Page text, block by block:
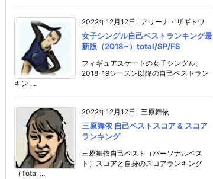
2022年12月12日 : アリーナ・ザギトワ
女子シングル自己ベストランキング最
新版（2018~）total/SP/FS
フィギュアスケートの女子シングル、
2018-19シーズン以降の自己ベストラン
キン ...
2022年12月12日 : 三原舞依
三原舞依 自己ベストスコア & スコア
ランキング
三原舞依自己ベスト（パーソナルベス
ト）スコアと自身のスコアランキング
（Total ...